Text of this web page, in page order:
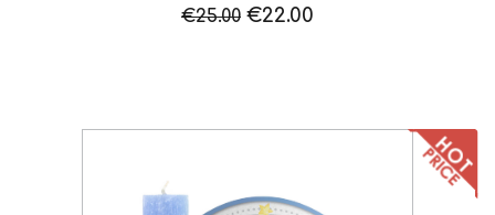
€25.00 Original
€22.00